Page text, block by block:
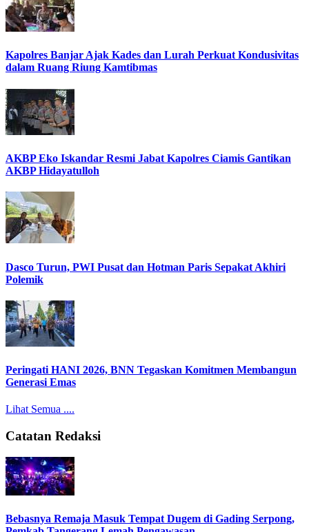
Kapolres Banjar Ajak Kades dan Lurah Perkuat Kondusivitas
dalam Ruang Riung Kamtibmas
AKBP Eko Iskandar Resmi Jabat Kapolres Ciamis Gantikan
AKBP Hidayatulloh
Dasco Turun, PWI Pusat dan Hotman Paris Sepakat Akhiri
Polemik
Peringati HANI 2026, BNN Tegaskan Komitmen Membangun
Generasi Emas
Lihat Semua ....
Catatan Redaksi
Bebasnya Remaja Masuk Tempat Dugem di Gading Serpong,